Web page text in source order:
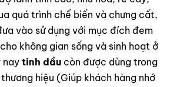
quá trình chế biến và chưng cất,
vào sử dụng với mục đích đem
không gian sống và sinh hoạt ở
naytinh dầu còn được dùng trong
hiệu (Giúp khách hàng nhớ